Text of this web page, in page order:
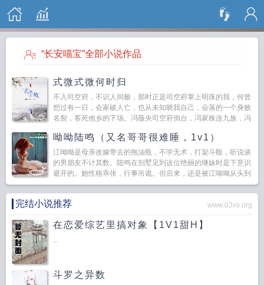
搜 索
“长安喵宝”全部小说作品
式微式微何时归
不入司空府，不识人间极，那时正是司空府掌上明珠的我，何曾
想过有一日，会家破人亡，也从未知晓我自己，会落的一个身败
名裂，客死他乡的下场。冯薇央司空府倒台，冯家株连九族，冯
呦呦陆鸣（又名哥哥很难睡，1v1）
江呦呦是母亲改嫁带去的拖油瓶，不学无术，打架斗殴，听说谈
的男朋友不计其数。陆鸣在别墅见到这位绝丽的继妹时是下意识
避开的。她性格乖张，行事吊诡。但后来，还是被江呦呦从头到
尾吃得干干净净。...
完结小说推荐 www.03xs.org
在恋爱综艺里搞对象【1V1甜H】
...
斗罗之异数